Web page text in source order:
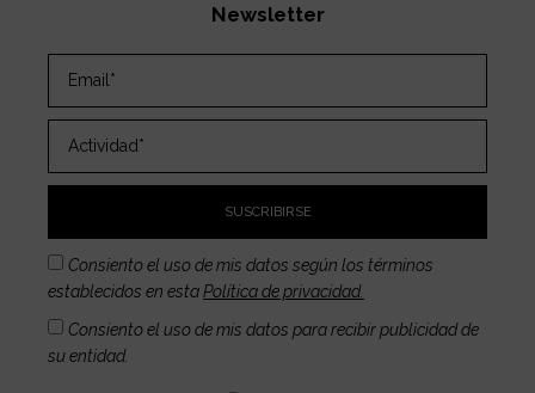
Newsletter
Consiento el uso de mis datos según los términos
establecidos en estaPolítica de privacidad.
Consiento el uso de mis datos para recibir publicidad de
su entidad.
SUSCRIBIRSE